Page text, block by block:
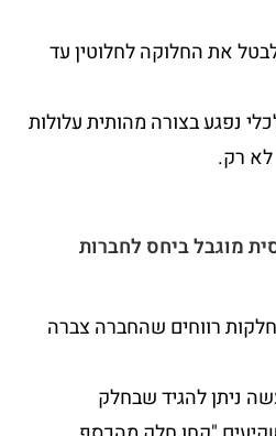
לבטל את החלוקה לחלוטין עד
נפגע בצורה מהותית עלולות
רק.
מוגבל ביחס לחברות
רווחים שהחברה צברה
ניתן להגיד שבחלק